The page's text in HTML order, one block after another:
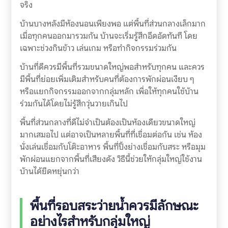
จริง
บ้านบางหลังมีห้องนอนเพียงพอ แต่พื้นที่ส่วนกลางเล็กมาก
เมื่อทุกคนออกมารวมกัน บ้านจะเริ่มรู้สึกอึดอัดทันที โดย
เฉพาะช่วงกินข้าว เล่นเกม หรือทำกิจกรรมร่วมกัน
บ้านที่ดีควรมีพื้นที่รวมขนาดใหญ่พอสำหรับทุกคน และควร
มีพื้นที่ย่อยเพิ่มเติมสำหรับคนที่ต้องการพักผ่อนเงียบ ๆ
หรือแยกกิจกรรมออกจากกลุ่มหลัก เพื่อให้ทุกคนใช้บ้าน
ร่วมกันได้โดยไม่รู้สึกวุ่นวายเกินไป
พื้นที่ส่วนกลางที่ดีไม่จำเป็นต้องเป็นห้องเดียวขนาดใหญ่
มากเสมอไป แต่อาจเป็นหลายพื้นที่ที่เชื่อมต่อกัน เช่น ห้อง
นั่งเล่นเชื่อมกับโต๊ะอาหาร พื้นที่ปิ้งย่างเชื่อมกับสระ หรือมุม
พักผ่อนแยกจากพื้นที่เสียงดัง วิธีนี้ช่วยให้กลุ่มใหญ่ใช้งาน
บ้านได้ยืดหยุ่นกว่า
พื้นที่รอบสระว่ายน้ำควรมีลักษณะ
อย่างไรสำหรับกลุ่มใหญ่